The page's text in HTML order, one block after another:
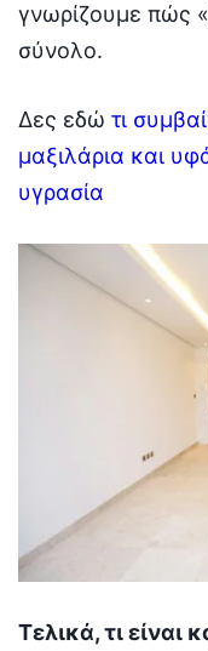
γνωρίζουμε πώς
σύνολο.
Δες εδώ τι
μαξιλάρια και
υγρασία
Τελικά, τι είναι